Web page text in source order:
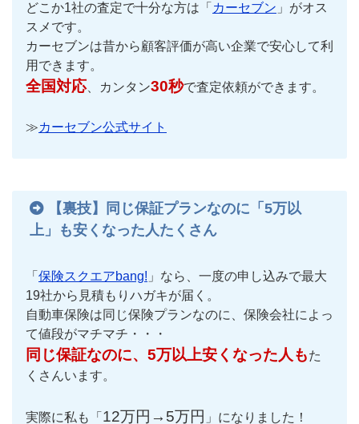
どこか1社の査定で十分な方は「 カーセブン 」がオス
スメです。
カーセブンは昔から顧客評価が高い企業で安心して利
用できます。
全国対応、カンタン30秒で査定依頼ができます。
≫カーセブン公式サイト
【裏技】同じ保証プランなのに「5万以
上」も安くなった人たくさん
「 保険スクエアbang! 」なら、一度の申し込みで最大
19社から見積もりハガキが届く。
自動車保険は同じ保険プランなのに、保険会社によっ
て値段がマチマチ・・・
同じ保証なのに、5万以上安くなった人もた
くさんいます。
実際に私も「 12万円→5万円 」になりました！